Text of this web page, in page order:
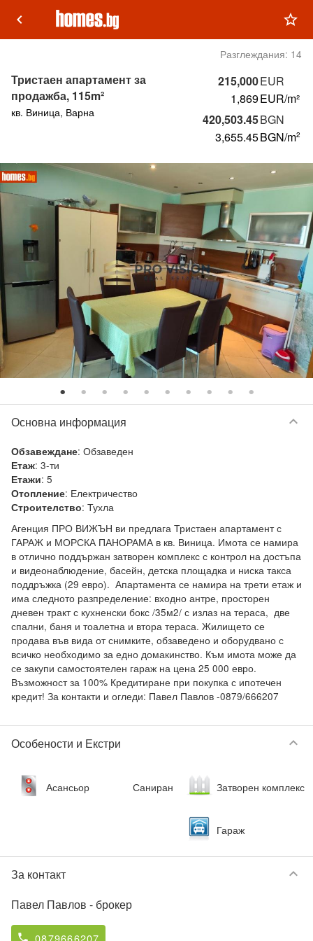
keyboard_arrow_left star_outline
Разглеждания: 14
215,000EUR
1,869EUR/m²
420,503.45BGN
3,655.45BGN/m2
Тристаен апартамент за
продажба, 115m²
кв. Виница, Варна
Основна информация keyboard_arrow_down
Обзавеждане: Обзаведен
Етаж: 3-ти
Етажи: 5
Отопление: Електричество
Строителство: Тухла
Агенция ПРО ВИЖЪН ви предлага Тристаен апартамент с
ГАРАЖ и МОРСКА ПАНОРАМА в кв. Виница. Имота се намира
в отлично поддържан затворен комплекс с контрол на достъпа
и видеонаблюдение, басейн, детска площадка и ниска такса
поддръжка (29 евро).  Апартамента се намира на трети етаж и
има следното разпределение: входно антре, просторен
дневен тракт с кухненски бокс /35м2/ с излаз на тераса,  две
спални, баня и тоалетна и втора тераса. Жилището се
продава във вида от снимките, обзаведено и оборудвано с
всичко необходимо за едно домакинство. Към имота може да
се закупи самостоятелен гараж на цена 25 000 евро.
Възможност за 100% Кредитиране при покупка с ипотечен
Особености и Екстри keyboard_arrow_down
Асансьор Саниран Затворен комплекс
Гараж
За контакт keyboard_arrow_down
Павел Павлов - брокер
phone 0879666207